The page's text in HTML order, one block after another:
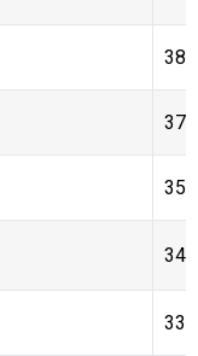
38
37
35
34
33